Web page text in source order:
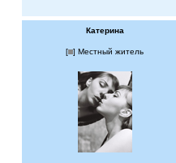
Катерина
[ ] Местный житель